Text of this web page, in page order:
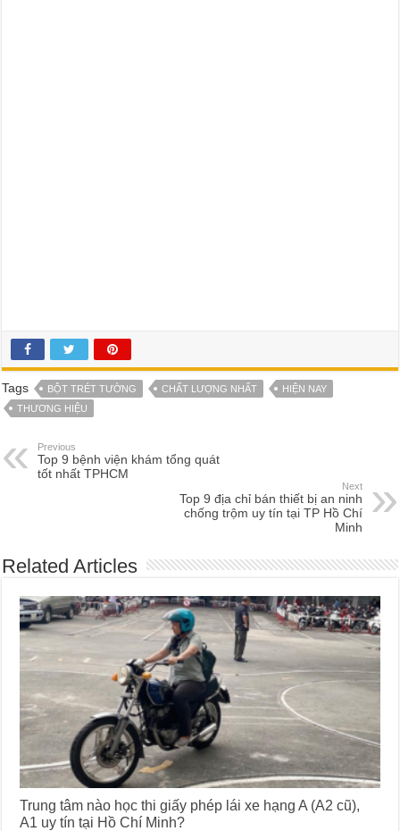
Tags BỘT TRÉT TƯỜNG CHẤT LƯỢNG NHẤT
HIỆN NAY
THƯƠNG HIỆU
Previous
Top 9 bệnh viện khám tổng quát
tốt nhất TPHCM
Next
Top 9 địa chỉ bán thiết bị an ninh
chống trộm uy tín tại TP Hồ Chí
Minh
Related Articles
Trung tâm nào học thi giấy phép lái xe hạng A (A2 cũ),
A1 uy tín tại Hồ Chí Minh?